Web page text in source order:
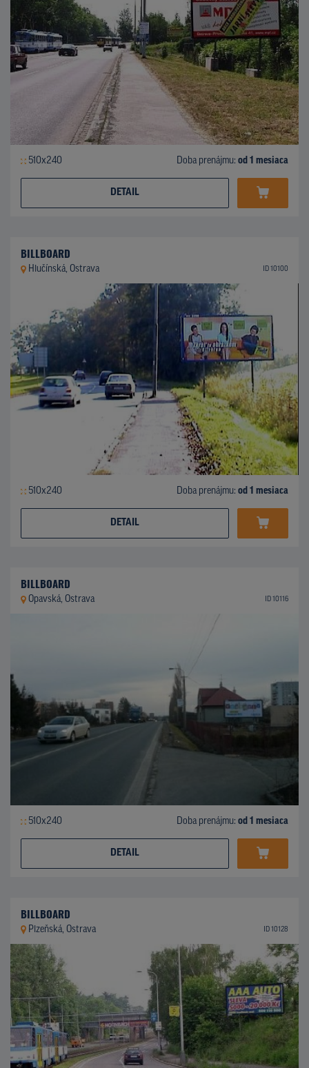
510x240 Doba prenájmu: od 1 mesiaca
DETAIL
BILLBOARD
Hlučínská, Ostrava ID 10100
510x240 Doba prenájmu: od 1 mesiaca
DETAIL
BILLBOARD
Opavská, Ostrava ID 10116
510x240 Doba prenájmu: od 1 mesiaca
DETAIL
BILLBOARD
Plzeňská, Ostrava ID 10128